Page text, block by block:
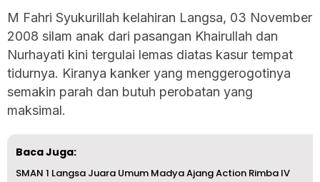
M Fahri Syukurillah kelahiran Langsa, 03 November
2008 silam anak dari pasangan Khairullah dan
Nurhayati kini tergulai lemas diatas kasur tempat
tidurnya. Kiranya kanker yang menggerogotinya
semakin parah dan butuh perobatan yang
maksimal.
Baca Juga:
SMAN 1 Langsa Juara Umum Madya Ajang Action Rimba IV